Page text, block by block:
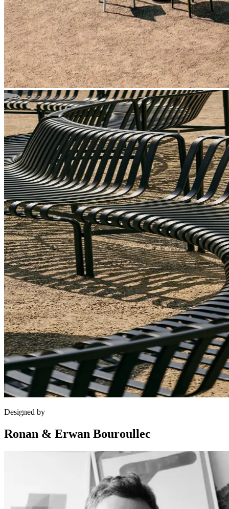
Designed by
Ronan & Erwan Bouroullec